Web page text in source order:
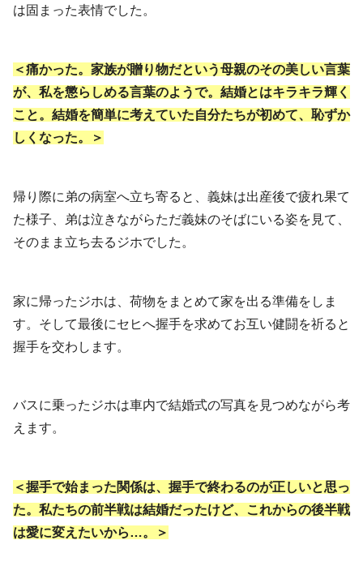
は固まった表情でした。
＜痛かった。家族が贈り物だという母親のその美しい言葉
が、私を懲らしめる言葉のようで。結婚とはキラキラ輝く
こと。結婚を簡単に考えていた自分たちが初めて、恥ずか
しくなった。＞
帰り際に弟の病室へ立ち寄ると、義妹は出産後で疲れ果て
た様子、弟は泣きながらただ義妹のそばにいる姿を見て、
そのまま立ち去るジホでした。
家に帰ったジホは、荷物をまとめて家を出る準備をしま
す。そして最後にセヒへ握手を求めてお互い健闘を祈ると
握手を交わします。
バスに乗ったジホは車内で結婚式の写真を見つめながら考
えます。
＜握手で始まった関係は、握手で終わるのが正しいと思っ
た。私たちの前半戦は結婚だったけど、これからの後半戦
は愛に変えたいから…。＞